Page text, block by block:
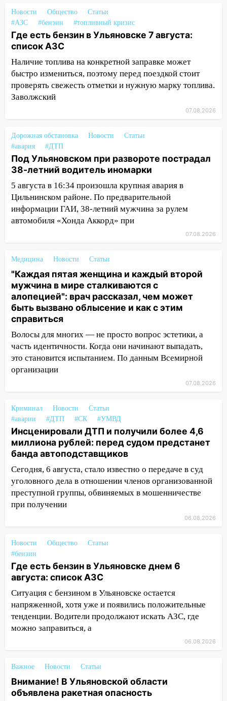
площадках
11:20 Ульяновская шахматистка
Валерия Клейменова выиграла два
11:16 В Ульяновске открыли памятную
доску декабристу Кондратию Рылееву
нашли потерявшегося в заброшенных
10:26
На нескольких улицах Ульяновска
временно отключили холодную воду
10:14 В Ульяновске двоих участников
коррупционной схемы при ЦГКБ
отправили в колонию на 7 и 8 лет
09:52 Ночью беспилотники сбили над
соседними Татарстаном и Саратовской
09:41
Диана Шурыгина уверовала в
Бога в СИЗО
09:35 В Ульяновске директора фирмы
будут судить за неуплату налогов на 48
млн рублей
08:22
велосипедистку: пострадали двое
07:20 Жара возвращается: ожидается
знойный и сухой четверг
иномарки
05:00 «Каждая пятая женщина и каждый
второй мужчина в мире сталкиваются с
алопецией»: врач рассказал, чем может
быть вызвано облысение и как с этим
справиться
03:30 Гороскоп на 7 августа: пятница
принесет прилив творческой энергии и
06.08.2026
23:20
Ульяновской области
20:04 Ульяновцев приглашают на забег,
посвящённый Дню воздушного флота
России
19:12
В Ульяновской области
сотрудник
18:02 В Ульяновск едут звезды
баскетбола!
Новости Общество
Статьи
#АЗС
#бензин #топливный кризис
Где есть бензин в Ульяновске 7 августа:
список АЗС
Наличие топлива на конкретной заправке может
быстро измениться, поэтому перед поездкой стоит
проверять свежесть отметки и нужную марку топлива.
Заволжский
07.08.2026
Дорожная обстановка Новости
Статьи
#авария
#ДТП
Под Ульяновском при развороте пострадал
38-летний водитель иномарки
5 августа в 16:34 произошла крупная авария в
Цильнинском районе. По предварительной
информации ГАИ, 38-летний мужчина за рулем
автомобиля «Хонда Аккорд» при
07.08.2026
Медицина Новости Статьи
"Каждая пятая женщина и каждый второй
мужчина в мире сталкиваются с
алопецией": врач рассказал, чем может
быть вызвано облысение и как с этим
справиться
Волосы для многих — не просто вопрос эстетики, а
часть идентичности. Когда они начинают выпадать,
это становится испытанием. По данным Всемирной
организации
07.08.2026
Криминал Новости
Статьи
#аварии
#ДТП #СК #УМВД
Инсценировали ДТП и получили более 4,6
миллиона рублей: перед судом предстанет
банда автоподставщиков
Сегодня, 6 августа, стало известно о передаче в суд
уголовного дела в отношении членов организованной
преступной группы, обвиняемых в мошенничестве
при получении
06.08.2026
Новости Общество
Статьи
#бензин
Где есть бензин в Ульяновске днем 6
августа: список АЗС
Ситуация с бензином в Ульяновске остается
напряженной, хотя уже и появились положительные
тенденции. Водители продолжают искать АЗС, где
можно заправиться, а
06.08.2026
Важное Новости Статьи
Внимание! В Ульяновской области
объявлена ракетная опасность